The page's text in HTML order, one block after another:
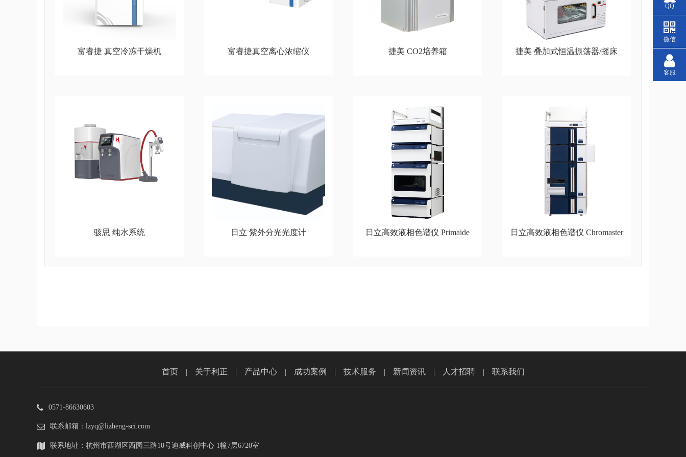
富睿捷 真空冷冻干燥机 富睿捷真空离心浓缩仪 捷美 CO2培养箱 捷美 叠加式恒温振荡器/摇床
骇思 纯水系统 日立 紫外分光光度计 日立高效液相色谱仪 Primaide 日立高效液相色谱仪 Chromaster
首页 | 关于利正 | 产品中心 | 成功案例 | 技术服务 | 新闻资讯 | 人才招聘 | 联系我们
0571-86630603
联系邮箱：lzyq@lizheng-sci.com
联系地址：杭州市西湖区西园三路10号迪威科创中心 1幢7层6720室
QQ
微信
客服